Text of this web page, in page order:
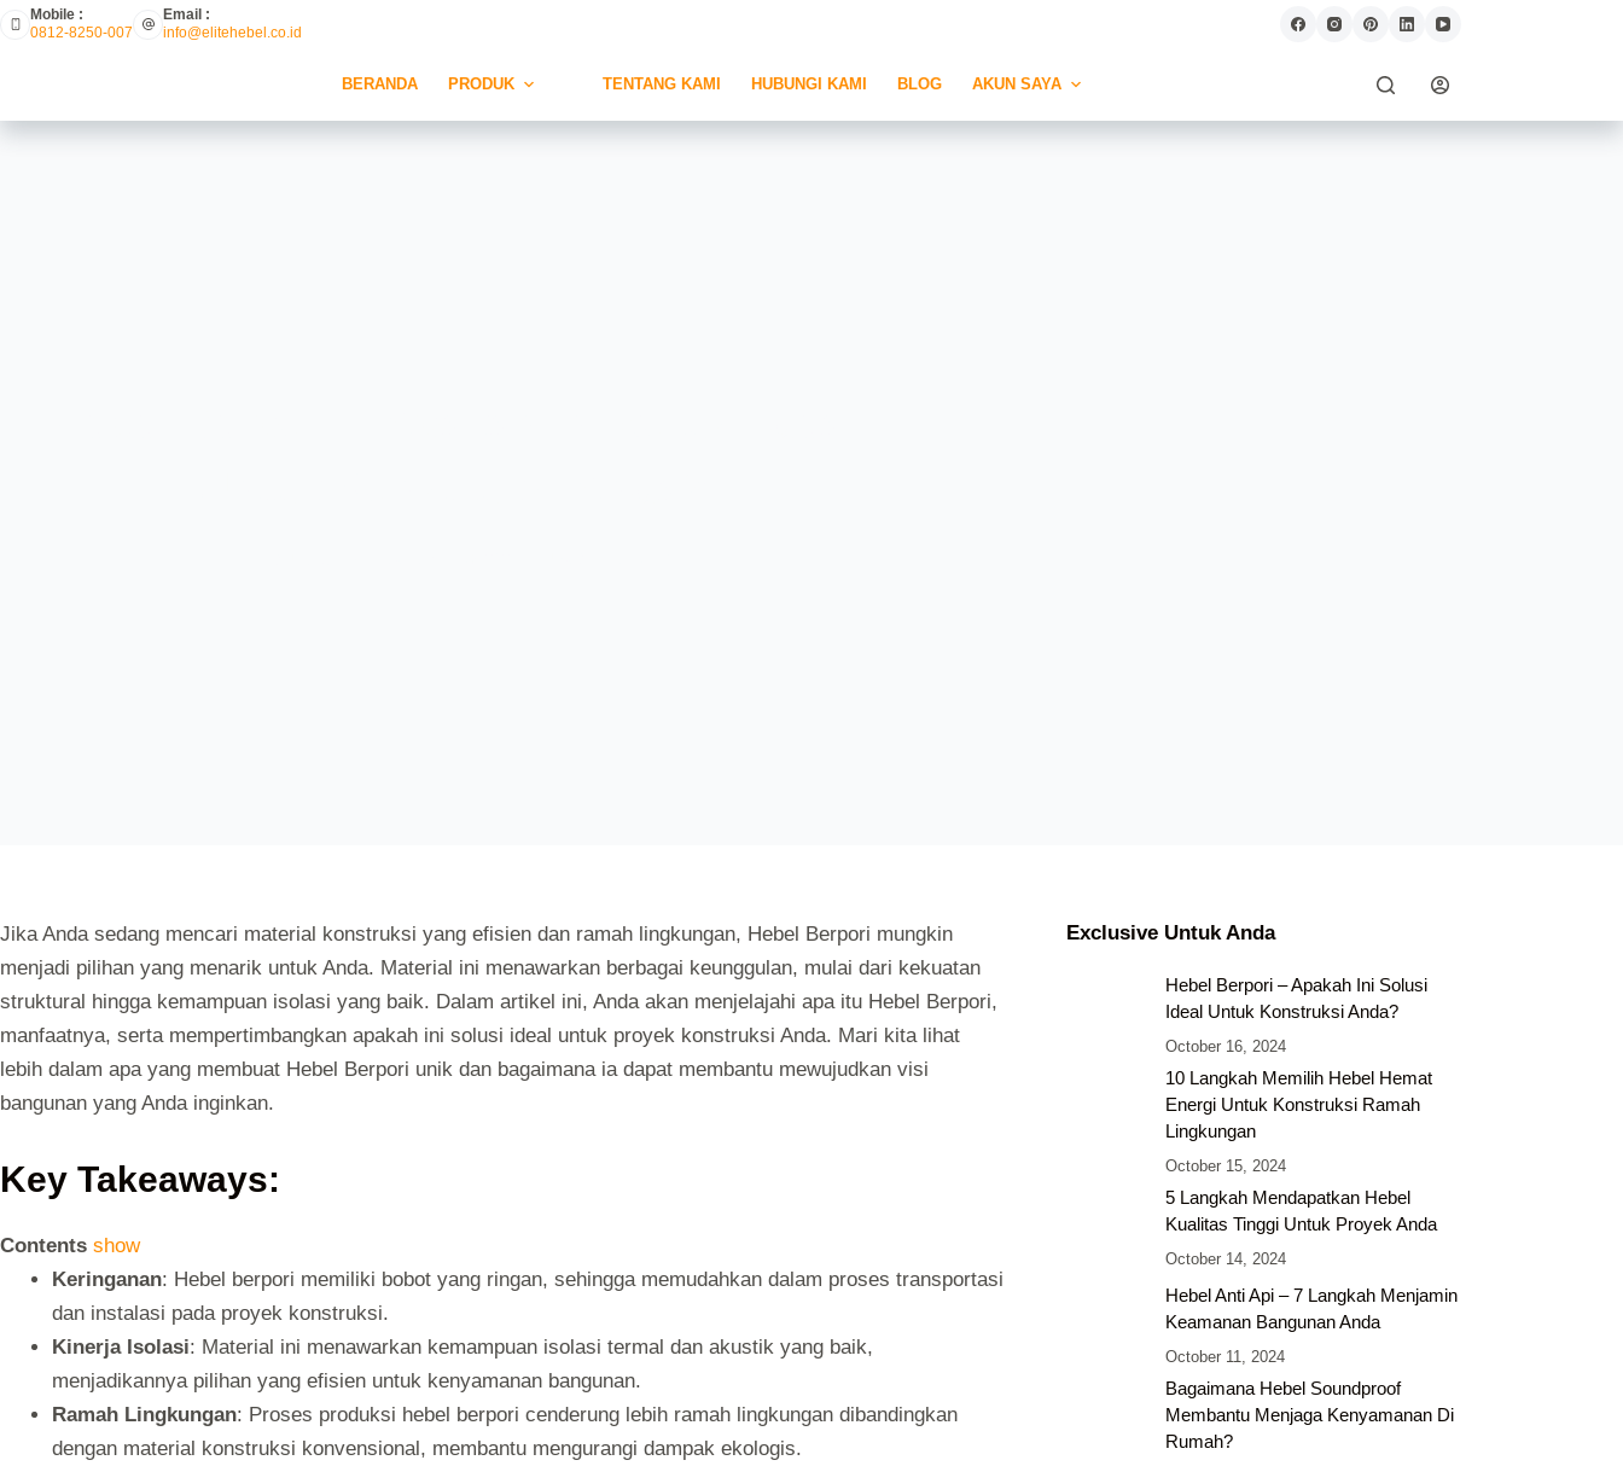
Mobile :
0812-8250-007
Email :
info@elitehebel.co.id
BERANDA PRODUK TENTANG KAMI HUBUNGI KAMI BLOG AKUN SAYA
Jika Anda sedang mencari material konstruksi yang efisien dan ramah lingkungan, Hebel Berpori mungkin
menjadi pilihan yang menarik untuk Anda. Material ini menawarkan berbagai keunggulan, mulai dari kekuatan
struktural hingga kemampuan isolasi yang baik. Dalam artikel ini, Anda akan menjelajahi apa itu Hebel Berpori,
manfaatnya, serta mempertimbangkan apakah ini solusi ideal untuk proyek konstruksi Anda. Mari kita lihat
lebih dalam apa yang membuat Hebel Berpori unik dan bagaimana ia dapat membantu mewujudkan visi
bangunan yang Anda inginkan.
Key Takeaways:
Contents show
Keringanan: Hebel berpori memiliki bobot yang ringan, sehingga memudahkan dalam proses transportasi
dan instalasi pada proyek konstruksi.
Kinerja Isolasi: Material ini menawarkan kemampuan isolasi termal dan akustik yang baik,
menjadikannya pilihan yang efisien untuk kenyamanan bangunan.
Ramah Lingkungan: Proses produksi hebel berpori cenderung lebih ramah lingkungan dibandingkan
dengan material konstruksi konvensional, membantu mengurangi dampak ekologis.
Exclusive Untuk Anda
Hebel Berpori – Apakah Ini Solusi
Ideal Untuk Konstruksi Anda?
October 16, 2024
10 Langkah Memilih Hebel Hemat
Energi Untuk Konstruksi Ramah
Lingkungan
October 15, 2024
5 Langkah Mendapatkan Hebel
Kualitas Tinggi Untuk Proyek Anda
October 14, 2024
Hebel Anti Api – 7 Langkah Menjamin
Keamanan Bangunan Anda
October 11, 2024
Bagaimana Hebel Soundproof
Membantu Menjaga Kenyamanan Di
Rumah?